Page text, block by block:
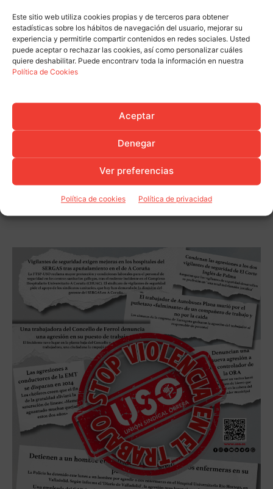
Este sitio web utiliza cookies propias y de terceros para obtener
estadísticas sobre los hábitos de navegación del usuario, mejorar su
experiencia y permitirle compartir contenidos en redes sociales. Usted
puede aceptar o rechazar las cookies, así como personalizar cuáles
quiere deshabilitar. Puede encontrarv toda la información en nuestra
Política de Cookies
Aceptar
Denegar
Ver preferencias
Política de cookies Política de privacidad